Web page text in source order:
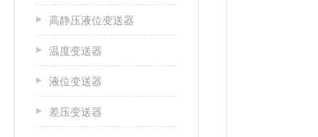
高静压液位变送器
温度变送器
液位变送器
差压变送器